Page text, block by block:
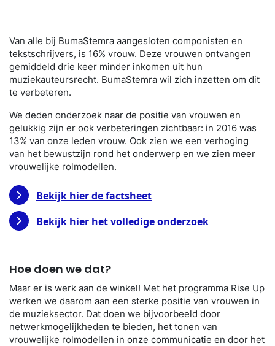
Van alle bij BumaStemra aangesloten componisten en
tekstschrijvers, is 16% vrouw. Deze vrouwen ontvangen
gemiddeld drie keer minder inkomen uit hun
muziekauteursrecht. BumaStemra wil zich inzetten om dit
te verbeteren.
We deden onderzoek naar de positie van vrouwen en
gelukkig zijn er ook verbeteringen zichtbaar: in 2016 was
13% van onze leden vrouw. Ook zien we een verhoging
van het bewustzijn rond het onderwerp en we zien meer
vrouwelijke rolmodellen.
Bekijk hier de factsheet
Bekijk hier het volledige onderzoek
Hoe doen we dat?
Maar er is werk aan de winkel! Met het programma Rise Up
werken we daarom aan een sterke positie van vrouwen in
de muzieksector. Dat doen we bijvoorbeeld door
netwerkmogelijkheden te bieden, het tonen van
vrouwelijke rolmodellen in onze communicatie en door het